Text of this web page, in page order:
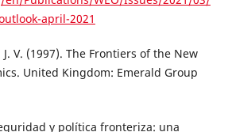
april-2021
J. V. (1997). The Frontiers of the New
United Kingdom: Emerald Group
y política fronteriza: una